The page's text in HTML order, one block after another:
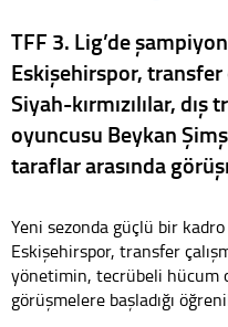
TFF 3. Lig’de
Eskişehirspor, transfer
Siyah-kırmızılılar,
oyuncusu Beykan
taraflar arasında
Yeni sezonda güçlü bir
Eskişehirspor, transfer
yönetimin, tecrübeli hücum
görüşmelere başladığı